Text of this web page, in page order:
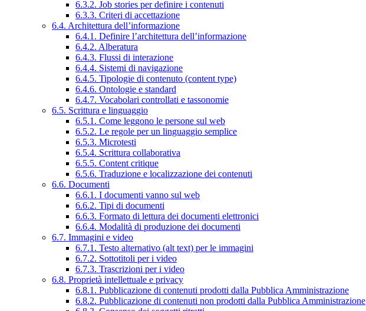
6.3.2. Job stories per definire i contenuti
6.3.3. Criteri di accettazione
6.4. Architettura dell’informazione
6.4.1. Definire l’architettura dell’informazione
6.4.2. Alberatura
6.4.3. Flussi di interazione
6.4.4. Sistemi di navigazione
6.4.5. Tipologie di contenuto (content type)
6.4.6. Ontologie e standard
6.4.7. Vocabolari controllati e tassonomie
6.5. Scrittura e linguaggio
6.5.1. Come leggono le persone sul web
6.5.2. Le regole per un linguaggio semplice
6.5.3. Microtesti
6.5.4. Scrittura collaborativa
6.5.5. Content critique
6.5.6. Traduzione e localizzazione dei contenuti
6.6. Documenti
6.6.1. I documenti vanno sul web
6.6.2. Tipi di documenti
6.6.3. Formato di lettura dei documenti elettronici
6.6.4. Modalità di produzione dei documenti
6.7. Immagini e video
6.7.1. Testo alternativo (alt text) per le immagini
6.7.2. Sottotitoli per i video
6.7.3. Trascrizioni per i video
6.8. Proprietà intellettuale e privacy
6.8.1. Pubblicazione di contenuti prodotti dalla Pubblica Amministrazione
6.8.2. Pubblicazione di contenuti non prodotti dalla Pubblica Amministrazione